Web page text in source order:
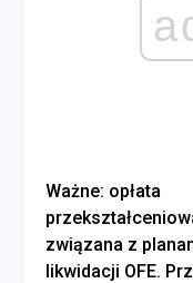
Ważne: opłata
związana z
likwidacji OFE.